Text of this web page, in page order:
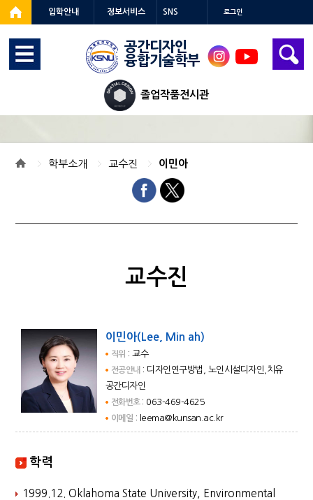
입학안내 정보서비스 SNS 로그인
공간디자인
융합기술학부
졸업작품전시관
학부소개 교수진 이민아
교수진
이민아(Lee, Min ah)
직위 : 교수
전공안내 : 디자인연구방법, 노인시설디자인,치유
공간디자인
전화번호 : 063-469-4625
이메일 : leema@kunsan.ac.kr
학력
1999.12. Oklahoma State University, Environmental